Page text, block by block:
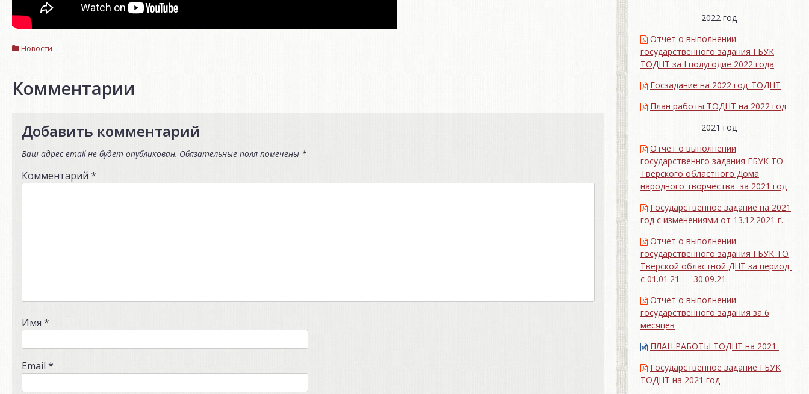
Новости
Комментарии
Добавить комментарий
Ваш адрес email не будет опубликован. Обязательные поля помечены *
Комментарий *
Имя *
Email *
2022 год
Отчет о выполнении
государственного задания ГБУК
ТОДНТ за I полугодие 2022 года
Госзадание на 2022 год_ТОДНТ
План работы ТОДНТ на 2022 год
2021 год
Отчет о выполнении
государственнго задания ГБУК ТО
Тверского областного Дома
народного творчества за 2021 год
Государственное задание на 2021
год с изменениями от 13.12.2021 г.
Отчет о выполнении
государственного задания ГБУК ТО
Тверской областной ДНТ за период
с 01.01.21 — 30.09.21.
Отчет о выполнении
государственного задания за 6
месяцев
ПЛАН РАБОТЫ ТОДНТ на 2021
Государственное задание ГБУК
ТОДНТ на 2021 год